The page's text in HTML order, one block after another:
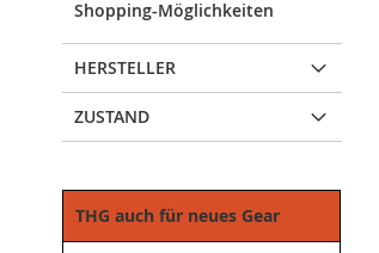
Shopping-Möglichkeiten
HERSTELLER
ZUSTAND
THG auch für neues Gear